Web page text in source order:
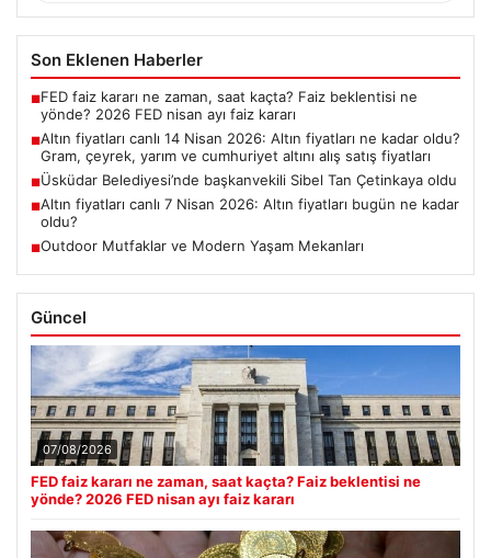
Son Eklenen Haberler
■FED faiz kararı ne zaman, saat kaçta? Faiz beklentisi ne
yönde? 2026 FED nisan ayı faiz kararı
■Altın fiyatları canlı 14 Nisan 2026: Altın fiyatları ne kadar oldu?
Gram, çeyrek, yarım ve cumhuriyet altını alış satış fiyatları
■Üsküdar Belediyesi’nde başkanvekili Sibel Tan Çetinkaya oldu
■Altın fiyatları canlı 7 Nisan 2026: Altın fiyatları bugün ne kadar
oldu?
■Outdoor Mutfaklar ve Modern Yaşam Mekanları
Güncel
07/08/2026
FED faiz kararı ne zaman, saat kaçta? Faiz beklentisi ne
yönde? 2026 FED nisan ayı faiz kararı